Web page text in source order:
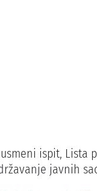
ispit, Lista
javnih